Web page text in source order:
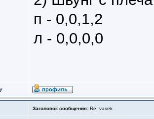
п - 0,0,1,2
л - 0,0,0,0
Заголовок сообщения: Re: vasek